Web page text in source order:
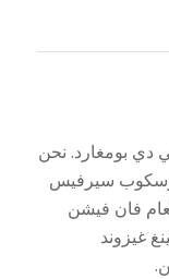
دي بومغارد. نحن
سيرفيس
فان فيشن
غيزوند